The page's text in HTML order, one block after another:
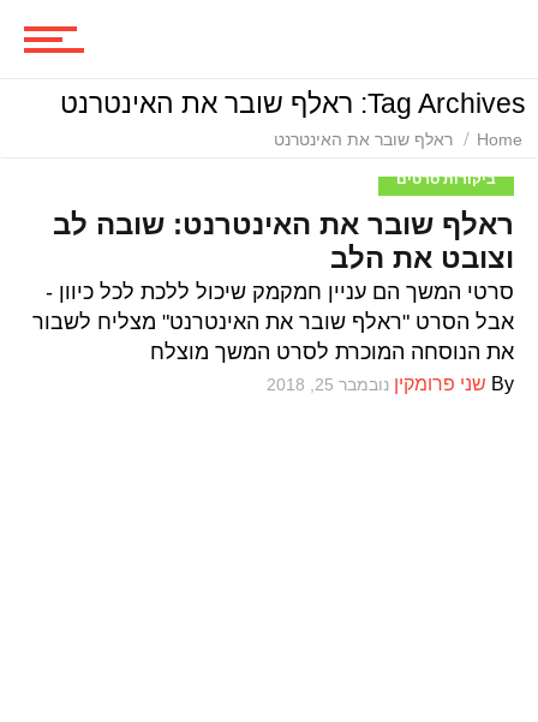
ביקורות סרטים
סדרות
משחקים
Tag Archives: ראלף שובר את האינטרנט
Home ראלף שובר את האינטרנט
ביקורות סרטים
ראלף שובר את האינטרנט: שובה לב
וצובט את הלב
סרטי המשך הם עניין חמקמק שיכול ללכת לכל כיוון -
אבל הסרט "ראלף שובר את האינטרנט" מצליח לשבור
את הנוסחה המוכרת לסרט המשך מוצלח
By שני פרומקין נובמבר 25, 2018